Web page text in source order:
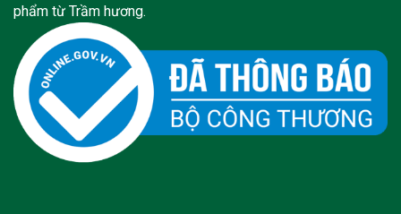
phẩm từ Trầm hương.